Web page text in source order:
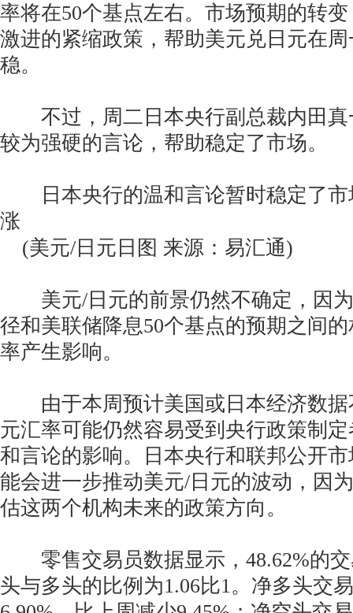
率将在50个基点左右。市场预期的转
激进的紧缩政策，帮助美元兑日元在
稳。
不过，周二日本央行副总裁内田真
较为强硬的言论，帮助稳定了市场。
日本央行的温和言论暂时稳定了市
涨
(美元/日元日图 来源：易汇通)
美元/日元的前景仍然不确定，因为
径和美联储降息50个基点的预期之间
率产生影响。
由于本周预计美国或日本经济数据
元汇率可能仍然容易受到央行政策制
和言论的影响。日本央行和联邦公开
能会进一步推动美元/日元的波动，因
估这两个机构未来的政策方向。
零售交易员数据显示，48.62%的交
头与多头的比例为1.06比1。净多头交